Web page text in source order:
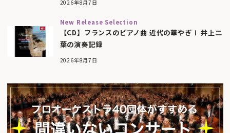
2026年8月7日
New Release Selection
【CD】フランスのピアノ曲 近代の華やぎⅠ 井上二
葉の演奏記録
2026年8月7日